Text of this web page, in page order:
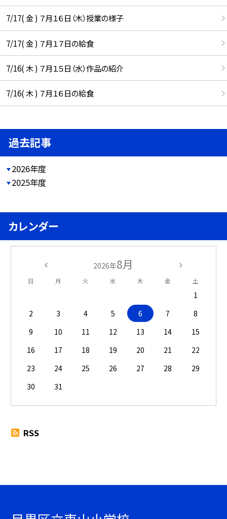
7/17( 金 ) ７月１６日（木）授業の様子
7/17( 金 ) ７月１７日の給食
7/16( 木 ) ７月１５日（水）作品の紹介
7/16( 木 ) ７月１６日の給食
過去記事
2026年度
2025年度
カレンダー
2026年8月
日 月 火 水 木 金 土
1
2
3 4 5 6 7
8
9
10 11 12 13 14
15
16
17 18 19 20 21
22
23
24 25 26 27 28
29
30
31
RSS